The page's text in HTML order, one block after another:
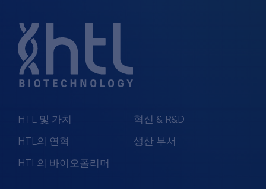
HTL 및 가치
HTL의 연혁
HTL의 바이오폴리머
혁신 & R&D
생산 부서